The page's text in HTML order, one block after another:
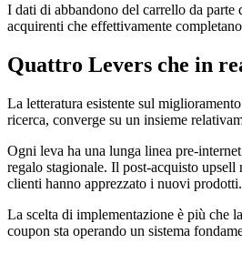
I dati di abbandono del carrello da
acquirenti che effettivamente
Quattro Levers che in
La letteratura esistente sul
ricerca, converge su un insieme
Ogni leva ha una lunga linea pre-
regalo stagionale. Il post-acquisto
clienti hanno apprezzato i nuovi prodotti.
La scelta di implementazione è più che
coupon sta operando un sistema